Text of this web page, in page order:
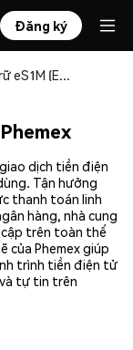
Đăng ký
Mua và lưu trữ eS1M (ES1M) an toàn
dịch tiền điện
Tận hưởng
thanh toán linh
hàng, nhà cung
cập trên toàn thế
của Phemex giúp
trình tiền điện tử
tự tin trên